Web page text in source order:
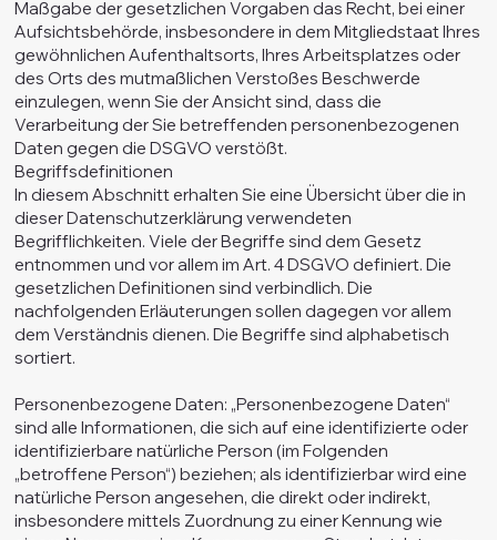
Maßgabe der gesetzlichen Vorgaben das Recht, bei einer
Aufsichtsbehörde, insbesondere in dem Mitgliedstaat Ihres
gewöhnlichen Aufenthaltsorts, Ihres Arbeitsplatzes oder
des Orts des mutmaßlichen Verstoßes Beschwerde
einzulegen, wenn Sie der Ansicht sind, dass die
Verarbeitung der Sie betreffenden personenbezogenen
Daten gegen die DSGVO verstößt.
Begriffsdefinitionen
In diesem Abschnitt erhalten Sie eine Übersicht über die in
dieser Datenschutzerklärung verwendeten
Begrifflichkeiten. Viele der Begriffe sind dem Gesetz
entnommen und vor allem im Art. 4 DSGVO definiert. Die
gesetzlichen Definitionen sind verbindlich. Die
nachfolgenden Erläuterungen sollen dagegen vor allem
dem Verständnis dienen. Die Begriffe sind alphabetisch
sortiert.
Personenbezogene Daten: „Personenbezogene Daten“
sind alle Informationen, die sich auf eine identifizierte oder
identifizierbare natürliche Person (im Folgenden
„betroffene Person“) beziehen; als identifizierbar wird eine
natürliche Person angesehen, die direkt oder indirekt,
insbesondere mittels Zuordnung zu einer Kennung wie